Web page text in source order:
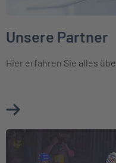
Unsere Partner
Hier erfahren Sie alles
Mehr über Unsere
Weiter zu Engagements